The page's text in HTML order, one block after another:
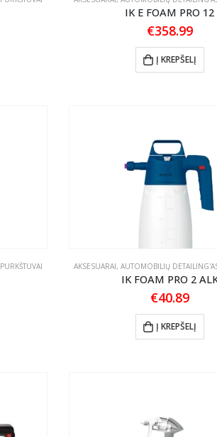
IK E FOAM PRO 12
€358.99
Į KREPŠELĮ
PURKŠTUVAI AKSESUARAI, AUTOMOBILIŲ
IK FOAM PRO 2
€40.89
Į KREPŠELĮ